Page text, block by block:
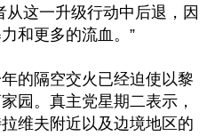
从这一升级行动中后退，因
和更多的流血。”
的隔空交火已经迫使以黎
园。真主党星期二表示，
维夫附近以及边境地区的